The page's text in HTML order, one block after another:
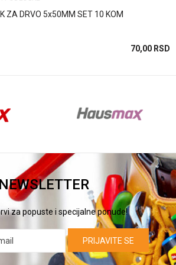
ZA DRVO 5x50MM SET 10 KOM
70,00 RSD
NEWSLETTER
za popuste i specijalne ponude!
PRIJAVITE SE